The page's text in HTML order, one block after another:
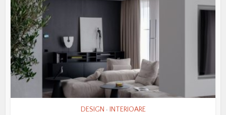
DESIGN • INTERIOARE